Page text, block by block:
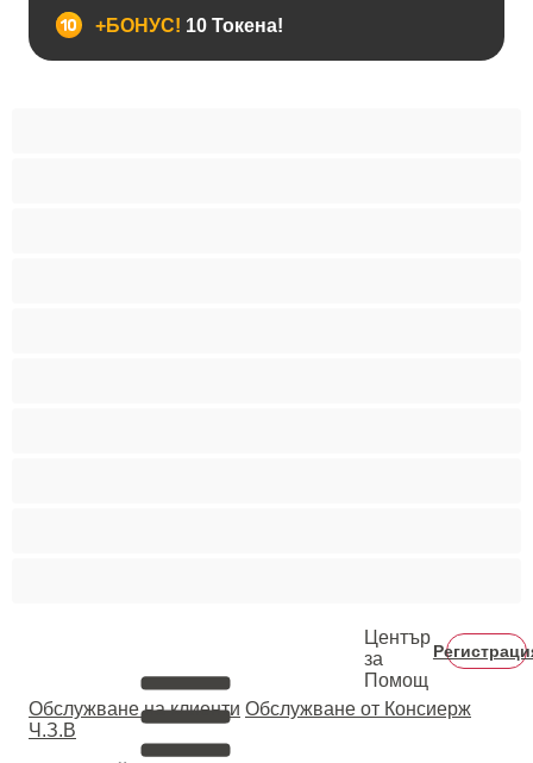
+БОНУС! 10 Токена!
Център
за
Помощ
Oбслужване на клиенти Обслужване от Консиерж
Ч.З.В